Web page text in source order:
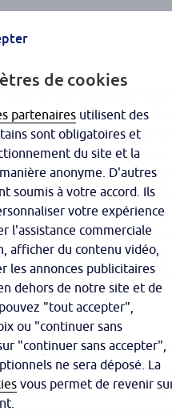
Pour les trois premiers, le
il souhaite acheter
vitrine virtuelle mettant en
aura la possibilité de
ce dernier devra
, soit par le pharmacien
De plus, le
aux âges clé de la vie
de l’activité
et son pharmacien et
opérationnel début 2025.
sujet et espère être en
s’inscrit pleinement dans la
savoir-faire technologique
de cookies
partenaires utilisent des
sont obligatoires et
du site et la
anonyme. D'autres
soumis à votre accord. Ils
votre expérience
l'assistance commerciale
afficher du contenu vidéo,
les annonces publicitaires
dehors de notre site et de
"tout accepter",
ou "continuer sans
"continuer sans accepter",
ne sera déposé. La
vous permet de revenir